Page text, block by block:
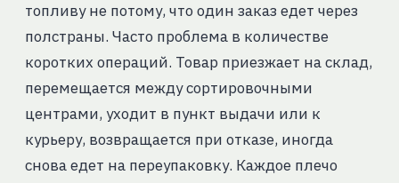
топливу не потому, что один заказ едет через
полстраны. Часто проблема в количестве
коротких операций. Товар приезжает на склад,
перемещается между сортировочными
центрами, уходит в пункт выдачи или к
курьеру, возвращается при отказе, иногда
снова едет на переупаковку. Каждое плечо